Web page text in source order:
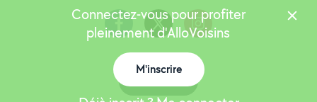
Version 25.5.3
Connectez-vous pour profiter
pleinement d'AlloVoisins
M'inscrire